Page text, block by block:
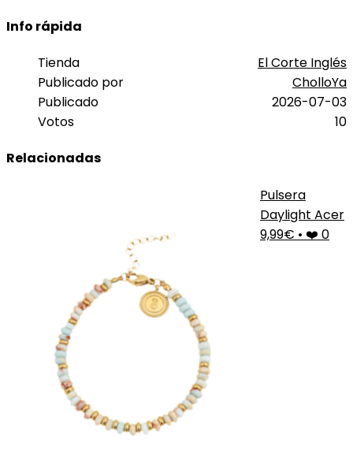
Info rápida
Tienda
El Corte Inglés
Publicado por
CholloYa
Publicado
2026-07-03
Votos
10
Relacionadas
Pulsera
Daylight Acer
9,99€ • ❤️ 0